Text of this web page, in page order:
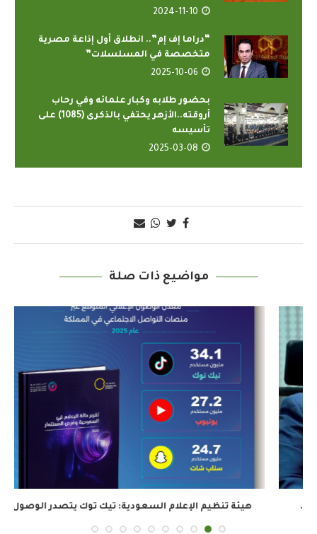
2024-11-10
“دراما إف إم”.. انطلاق أول إذاعة مصرية
متخصصة في المسلسلات”
2025-10-06
بحضور طلابه وكبار علمائه وفي رحاب
أروقته..الأزهر يحتفي بالذكرى (1085) على
تأسيسه
2025-03-08
مواضيع ذات صلة
هيئة تنظيم الإعلام السعودية: تيك توك يتصدر الوصول...